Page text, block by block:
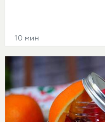
10 мин